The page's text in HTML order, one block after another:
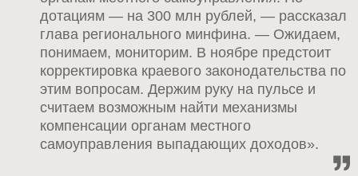
дотациям — на 300 млн рублей, — рассказал
глава регионального минфина. — Ожидаем,
понимаем, мониторим. В ноябре предстоит
корректировка краевого законодательства по
этим вопросам. Держим руку на пульсе и
считаем возможным найти механизмы
компенсации органам местного
самоуправления выпадающих доходов».